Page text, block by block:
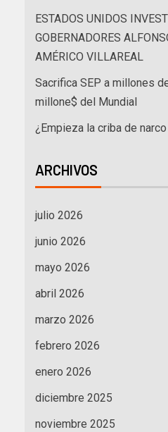
ESTADOS UNIDOS
GOBERNADORES
AMÉRICO VILLAREAL
Sacrifica SEP a millones
millone$ del Mundial
¿Empieza la criba de
ARCHIVOS
julio 2026
junio 2026
mayo 2026
abril 2026
marzo 2026
febrero 2026
enero 2026
diciembre 2025
noviembre 2025